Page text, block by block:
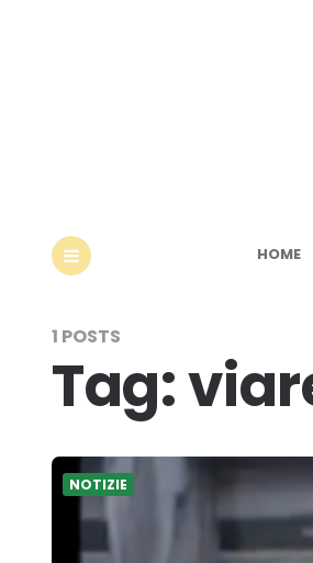
HOME
1 POSTS
Tag:
NOTIZIE